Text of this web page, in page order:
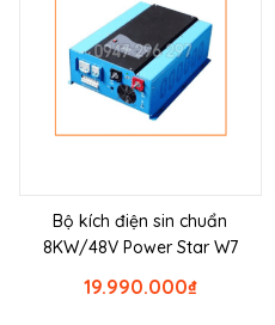
Bộ kích điện sin chuẩn
8KW/48V Power Star W7
₫
19.990.000